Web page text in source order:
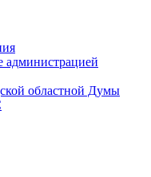
администрацией
областной Думы